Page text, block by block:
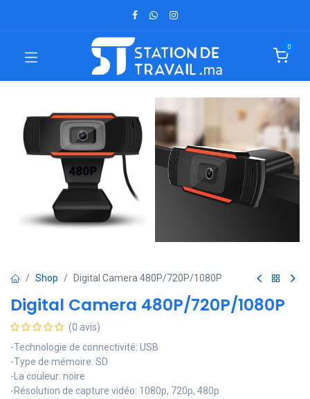
0
Shop Digital Camera 480P/720P/1080P
Digital Camera 480P/720P/1080P
(0 avis)
-Technologie de connectivité: USB
-Type de mémoire: SD
-La couleur: noire
-Résolution de capture vidéo: 1080p, 720p, 480p